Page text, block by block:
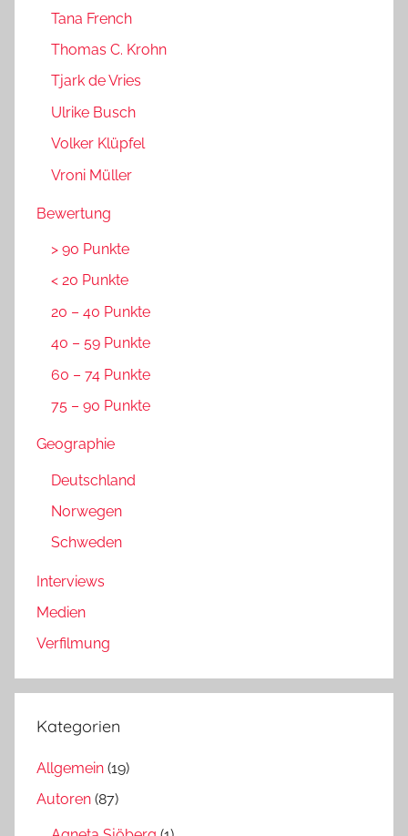
Tana French
Thomas C. Krohn
Tjark de Vries
Ulrike Busch
Volker Klüpfel
Vroni Müller
Bewertung
> 90 Punkte
< 20 Punkte
20 – 40 Punkte
40 – 59 Punkte
60 – 74 Punkte
75 – 90 Punkte
Geographie
Deutschland
Norwegen
Schweden
Interviews
Medien
Verfilmung
Kategorien
Allgemein (19)
Autoren (87)